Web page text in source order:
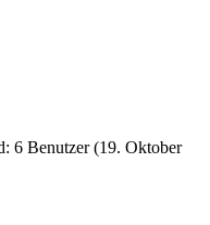
6 Benutzer (19. Oktober